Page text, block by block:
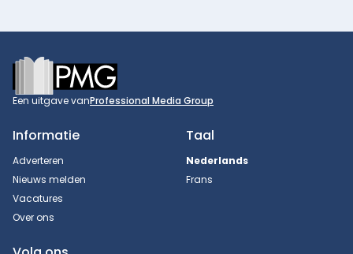
Footer
Een uitgave vanProfessional Media Group
Informatie
Adverteren
Nieuws melden
Vacatures
Over ons
Taal
Nederlands
Frans